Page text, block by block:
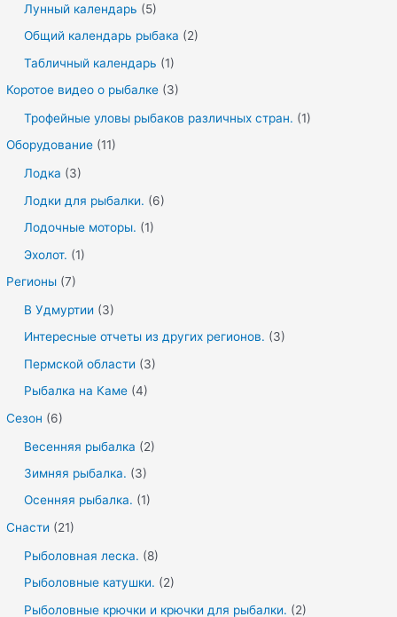
Лунный календарь (5)
Общий календарь рыбака (2)
Табличный календарь (1)
Коротое видео о рыбалке (3)
Трофейные уловы рыбаков различных стран. (1)
Оборудование (11)
Лодка (3)
Лодки для рыбалки. (6)
Лодочные моторы. (1)
Эхолот. (1)
Регионы (7)
В Удмуртии (3)
Интересные отчеты из других регионов. (3)
Пермской области (3)
Рыбалка на Каме (4)
Сезон (6)
Весенняя рыбалка (2)
Зимняя рыбалка. (3)
Осенняя рыбалка. (1)
Снасти (21)
Рыболовная леска. (8)
Рыболовные катушки. (2)
Рыболовные крючки и крючки для рыбалки. (2)